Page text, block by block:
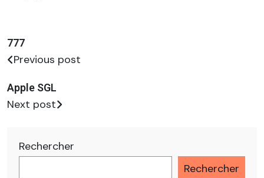
Rechercher
Rechercher
777
Previous post
Apple SGL
Next post